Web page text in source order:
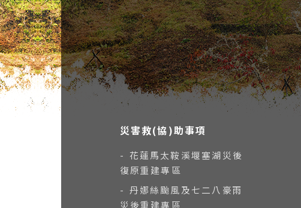
災害救(協)助事項
- 花蓮馬太鞍溪堰塞湖災後
復原重建專區
- 丹娜絲颱風及七二八豪雨
災後重建專區